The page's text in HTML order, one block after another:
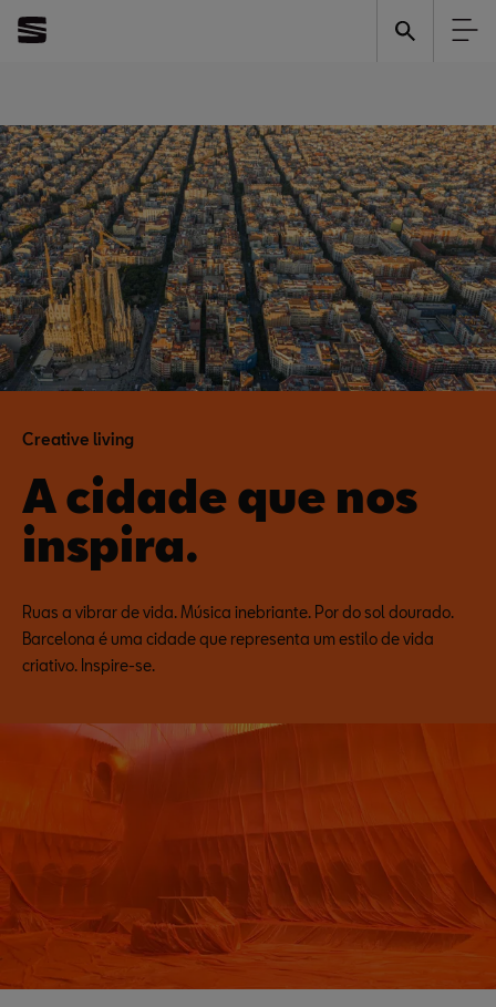
Creative living
A cidade que nos
inspira.
Ruas a vibrar de vida. Música inebriante. Por do sol dourado.
Barcelona é uma cidade que representa um estilo de vida
criativo. Inspire-se.